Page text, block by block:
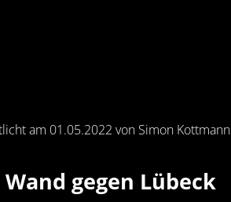
am 01.05.2022 von Simon Kottmann
Wand gegen Lübeck